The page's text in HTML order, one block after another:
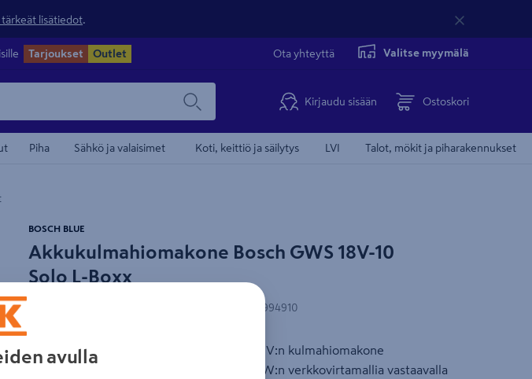
tärkeät lisätiedot
Tarjoukset Outlet Ota yhteyttä Valitse myymälä
Kirjaudu sisään Ostoskori
Piha Sähkö ja valaisimet Koti, keittiö ja säilytys LVI Talot, mökit ja piharakennukset
Akkukulmahiomakone Bosch GWS 18V-10
Solo L-Boxx
BOSCH BLUE
3165140994910
Pienikokoinen ja kestävä ammattilaisen 18 V:n kulmahiomakone
hiiliharjattomalla moottorilla ja jopa 1000 W:n verkkovirtamallia vastaavalla
avulla